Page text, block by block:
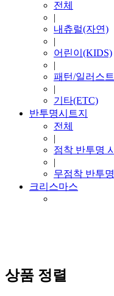
전체
|
내츄럴(자연)
|
어린이(KIDS)
|
패턴/일러스트
|
기타(ETC)
반투명시트지
전체
|
점착 반투명
|
무점착 반투
크리스마스
상품 정렬